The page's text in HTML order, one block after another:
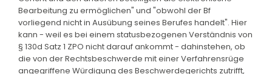
Bearbeitung zu ermöglichen" und "obwohl der Bf
vorliegend nicht in Ausübung seines Berufes handelt". Hier
kann - weil es bei einem statusbezogenen Verständnis von
§ 130d Satz 1 ZPO nicht darauf ankommt - dahinstehen, ob
die von der Rechtsbeschwerde mit einer Verfahrensrüge
angegriffene Würdigung des Beschwerdegerichts zutrifft,